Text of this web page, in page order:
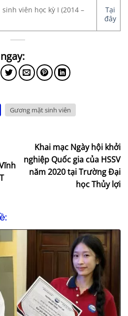
viên học kỳ I (2014 –
Tại
đây
Gương mặt sinh viên
Khai mạc Ngày hội khởi
nghiệp Quốc gia của HSSV
năm 2020 tại Trường Đại
học Thủy lợi